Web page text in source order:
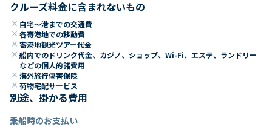
クルーズ料金に含まれないもの
close 自宅～港までの交通費
close 各寄港地での移動費
close 寄港地観光ツアー代金
close 船内でのドリンク代金、カジノ、ショップ、Wi-Fi、エステ、ランドリー
などの個人的諸費用
close 海外旅行傷害保険
close 荷物宅配サービス
別途、掛かる費用
乗船時のお支払い